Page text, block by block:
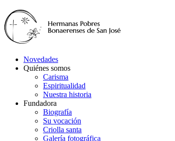
Novedades
Quiénes somos
Carisma
Espiritualidad
Nuestra historia
Fundadora
Biografía
Su vocación
Criolla santa
Galería fotográfica